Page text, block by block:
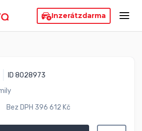
Inzerátzdarma
ID 8028973
Bez DPH 396 612 Kč